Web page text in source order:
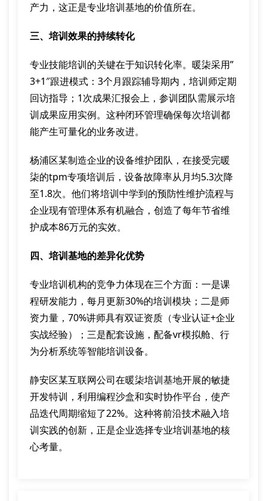
产力，这正是专业培训基地的价值所在。
三、培训效果的持续转化
专业技能培训的关键在于知识转化率。暖柒采用”
3+1″跟进模式：3个月跟踪辅导期内，培训师定期
回访指导；1次成果汇报会上，参训团队需展示培
训成果应用实例。这种闭环管理确保每次培训都
能产生可量化的业务改进。
杨浦区某制造企业的设备维护团队，在接受完暖
柒的tpm专项培训后，设备故障率从月均5.3次降
至1.8次。他们将培训中学到的预防性维护流程与
企业现有管理体系有机融合，创造了每年节省维
护成本86万元的实效。
四、培训基地的差异化优势
专业培训机构的竞争力体现在三个方面：一是课
程研发能力，每月更新30%的培训模块；二是师
资力量，70%讲师具有双证资质（专业认证+企业
实战经验）；三是配套设施，配备vr模拟舱、行
为分析系统等智能培训设备。
静安区某互联网公司在暖柒培训基地开展的敏捷
开发特训，利用编程沙盒和实时协作平台，使产
品迭代周期缩短了22%。这种将前沿技术融入培
训实践的创新，正是企业选择专业培训基地的核
心考量。